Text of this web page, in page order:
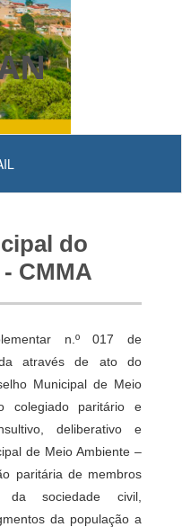
do
CMMA
n.º 017 de
através de ato do
Municipal de Meio
colegiado paritário e
deliberativo e
de Meio Ambiente –
paritária de membros
sociedade civil,
da população a